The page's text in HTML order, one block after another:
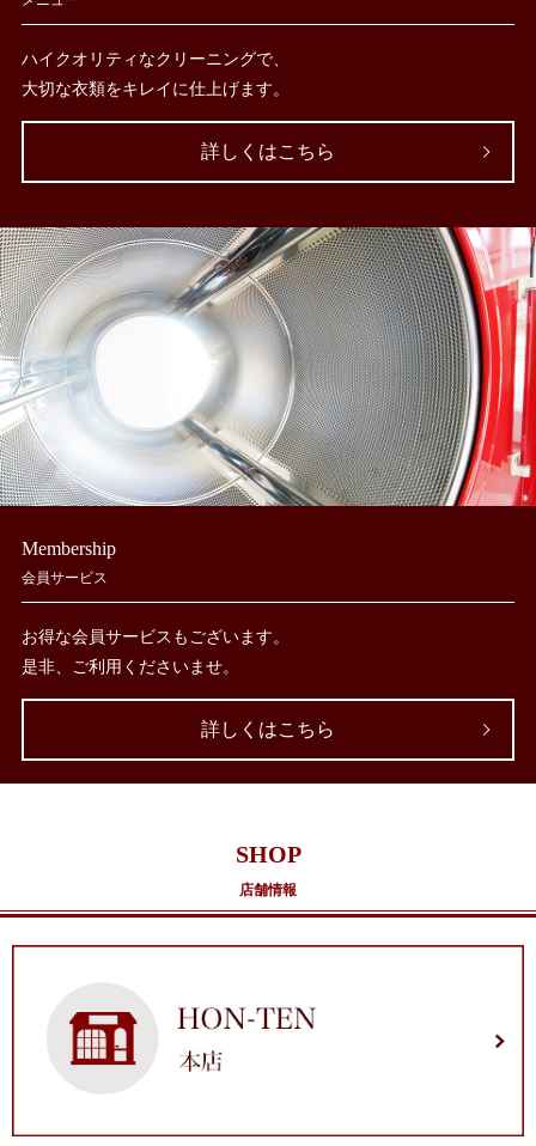
ハイクオリティなクリーニングで、
大切な衣類をキレイに仕上げます。
詳しくはこちら
Membership
会員サービス
お得な会員サービスもございます。
是非、ご利用くださいませ。
詳しくはこちら
SHOP
店舗情報